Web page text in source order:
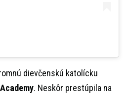
dievčenskú katolícku
. Neskôr prestúpila na